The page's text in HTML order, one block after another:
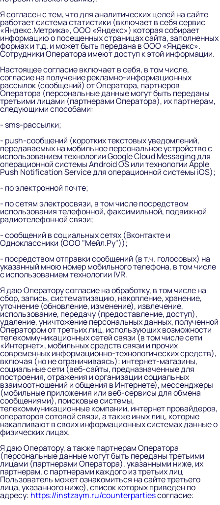
Я согласен с тем, что для аналитических целей на сайте
работает система статистики (включает в себя сервис
«Яндекс.Метрика», ООО «Яндекс») которая собирает
информацию о посещенных страницах сайта, заполненных
формах и т.д. и может быть передана в ООО «Яндекс».
Сотрудники Оператора имеют доступ к этой информации.
Настоящее согласие включает в себя, в том числе,
согласие на получение рекламно-информационных
рассылок (сообщений) от Оператора, партнеров
Оператора (персональные данные могут быть переданы
третьими лицами (партнерами Оператора), их партнерам,
следующими способами:
- sms-рассылки;
- push-сообщений (коротких текстовых уведомлений,
передаваемых на мобильное персональное устройство с
использованием технологии Google Cloud Messaging для
операционной системы Android OS или технологии Apple
Push Notification Service для операционной системы iOS);
- по электронной почте;
- по сетям электросвязи, в том числе посредством
использования телефонной, факсимильной, подвижной
радиотелефонной связи;
- сообщений в социальных сетях (Вконтакте и
Одноклассники (ООО "Мейл.Ру"));
- посредством отправки сообщений (в т.ч. голосовых) на
указанный мною номер мобильного телефона, в том числе
с использованием технологии IVR.
Я даю Оператору согласие на обработку, в том числе на
сбор, запись, систематизацию, накопление, хранение,
уточнение (обновление, изменение), извлечение,
использование, передачу (предоставление, доступ),
удаление, уничтожение персональных данных, полученной
Оператором от третьих лиц, использующих возможности
телекоммуникационных сетей связи (в том числе сети
«Интернет», мобильных средств связи и прочих
современных информационно-технологических средств),
включая (но не ограничиваясь): интернет-магазины,
социальные сети (веб-сайты, предназначенные для
построения, отражения и организации социальных
взаимоотношений и общения в Интернете), мессенджеры
(мобильные приложения или веб-сервисы для обмена
сообщениями), поисковые системы,
телекоммуникационные компании, интернет провайдеров,
операторов сотовой связи, а также иных лиц, которые
накапливают в своих информационных системах данные о
физических лицах.
Я даю Оператору, а также партнерам Оператора
(персональные данные могут быть переданы третьими
лицами (партнерами Оператора), указанными ниже, их
партнерам, с партнерами каждого из третьих лиц
Пользователь может ознакомиться на сайте третьего
лица, указанного ниже), список которых приведен по
адресу: https://instzaym.ru/counterpartiesсогласие: